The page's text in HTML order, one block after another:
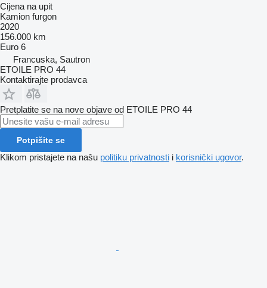
Cijena na upit
Kamion furgon
2020
156.000 km
Euro 6
Francuska, Sautron
ETOILE PRO 44
Kontaktirajte prodavca
Pretplatite se na nove objave od ETOILE PRO 44
Potpišite se
Klikom pristajete na našu politiku privatnosti i korisnički ugovor.